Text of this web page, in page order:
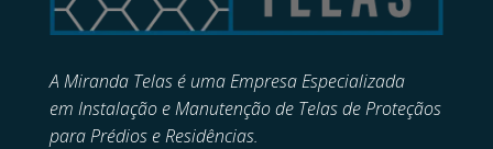
A Miranda Telas é uma Empresa Especializada
em Instalação e Manutenção de Telas de Proteçãos
para Prédios e Residências.